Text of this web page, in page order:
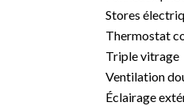
Stores
Thermostat
Triple vitrage
Ventilation
Éclairage